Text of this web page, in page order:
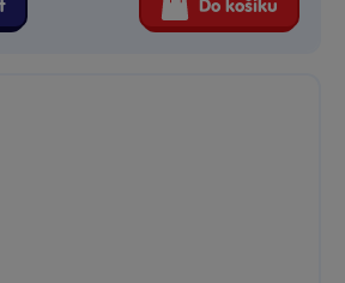
Do košíku